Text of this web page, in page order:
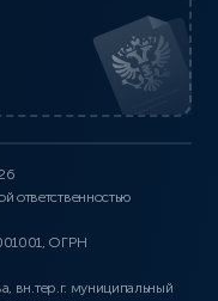
ответственностью
ОГРН
вн.тер.г. муниципальный